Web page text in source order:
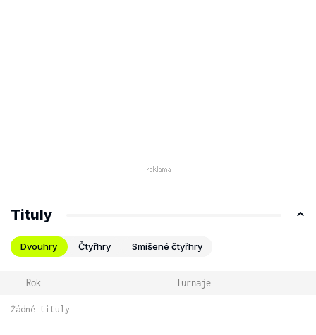
Tituly
Dvouhry Čtyřhry Smíšené čtyřhry
Rok Turnaje
Žádné tituly